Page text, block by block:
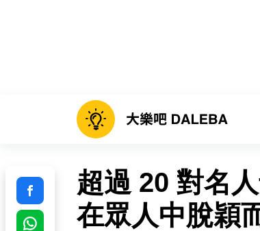
超過 20 對名
在眾人中脫穎